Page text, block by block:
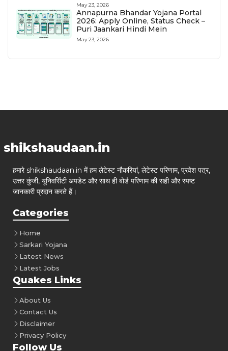
May 23, 2026
Annapurna Bhandar Yojana Portal
2026: Apply Online, Status Check –
Puri Jaankari Hindi Mein
May 23, 2026
shikshaudaan.in
हमारे shikshaudaan.in में हम लेटेस्ट नौकरियां, लेटेस्ट परिणाम, प्रवेश पत्र,
उत्तर कुंजी, यूनिवर्सिटी अपडेट और साथ ही बोर्ड परिणाम की सही और स्पष्ट
जानकारी प्रदान करते हैं।
Categories
Home
Sarkari Yojana
Latest News
Latest Jobs
Quakes Links
About Us
Contact Us
Disclaimer
Privacy Policy
Follow Us